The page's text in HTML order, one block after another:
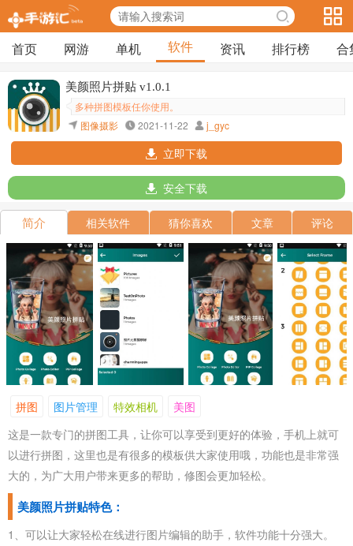
首页 网游 单机 软件 资讯 排行榜 合
美颜照片拼贴 v1.0.1
多种拼图模板任你使用。
图像摄影
2021-11-22 j_gyc
立即下载
安全下载
简介 相关软件 猜你喜欢 文章 评论
拼图 图片管理 特效相机
美图
这是一款专门的拼图工具，让你可以享受到更好的体验，手机上就可
以进行拼图，这里也是有很多的模板供大家使用哦，功能也是非常强
大的，为广大用户带来更多的帮助，修图会更加轻松。
美颜照片拼贴特色：
1、可以让大家轻松在线进行图片编辑的助手，软件功能十分强大。